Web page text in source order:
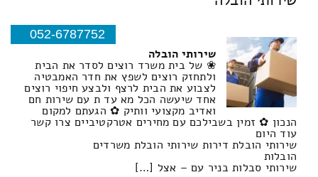
052-6787752
שירותי הובלה
❀ של בית משרד רוצים לסדר את הבית
ולתחזק רוצים לשפץ את חדר האמבטיה
לצבוע את הבית לרצף ולבצע חיפוי רוצים
אחד שיעשה הכל מא עד ת עם שירות חם
ואדיב מקצועי וותיק ✿ הגעתם למקום
הנכון ✿ זמין בשבילכם עם מחירים אטרקטיביים צרו קשר
עוד היום
שירותי הובלת דירות שירותי הובלת משרדים
הובלות
שירותי סבלות בניר עם – אצל […]